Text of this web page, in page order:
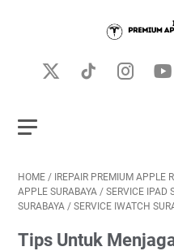
HOME / IREPAIR PREMIUM APPLE
APPLE SURABAYA / SERVICE IPAD
SURABAYA / SERVICE IWATCH
Tips Untuk